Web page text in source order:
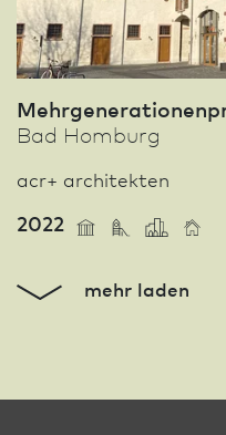
Bad Homburg
acr+ architekten
2022
mehr laden